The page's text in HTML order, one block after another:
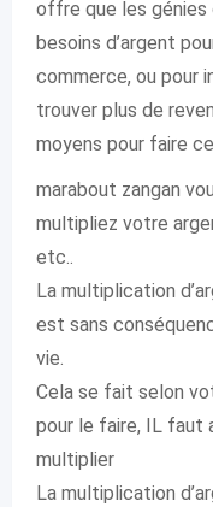
offre que les génies
besoins d’argent
commerce, ou pour
trouver plus de
moyens pour faire
marabout zangan
multipliez votre
etc..
La multiplication
est sans
vie.
Cela se fait selon
pour le faire, IL faut
multiplier
La multiplication